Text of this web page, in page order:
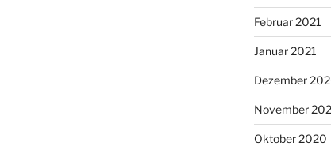
Februar 2021
Januar 2021
Dezember
November
Oktober 2020